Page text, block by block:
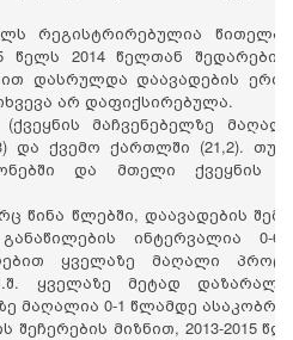
რეგისტრირებულია წითელას
წელს 2014 წელთან
დასრულდა დაავადების ერთი
არ დაფიქსირებულა.
მაჩვენებელზე
და ქვემო ქართლში (21,2).
და მთელი ქვეყნის
წინა წლებში, დაავადების
ინტერვალია 0-
ყველაზე მაღალი
ყველაზე მეტად
მაღალია 0-1 წლამდე
შეჩერების მიზნით, 2013-2015